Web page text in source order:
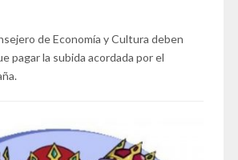
de Economía y Cultura deben
pagar la subida acordada por el